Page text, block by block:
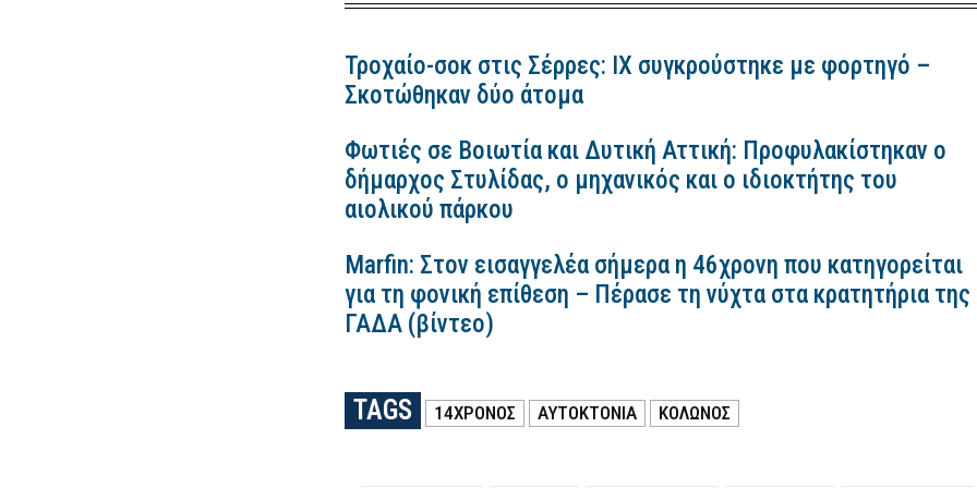
Τροχαίο-σοκ στις Σέρρες: ΙΧ συγκρούστηκε με φορτηγό –
Σκοτώθηκαν δύο άτομα
Φωτιές σε Βοιωτία και Δυτική Αττική: Προφυλακίστηκαν ο
δήμαρχος Στυλίδας, ο μηχανικός και ο ιδιοκτήτης του
αιολικού πάρκου
Marfin: Στον εισαγγελέα σήμερα η 46χρονη που κατηγορείται
για τη φονική επίθεση – Πέρασε τη νύχτα στα κρατητήρια της
ΓΑΔΑ (βίντεο)
TAGS 14ΧΡΟΝΟΣ ΑΥΤΟΚΤΟΝΙΑ ΚΟΛΩΝΟΣ